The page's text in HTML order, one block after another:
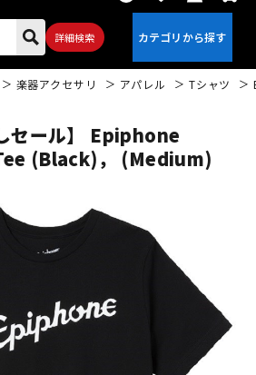
詳細検索
楽器アクセサリ アパレル Tシャツ
セール】 Epiphone
(Black)， (Medium)